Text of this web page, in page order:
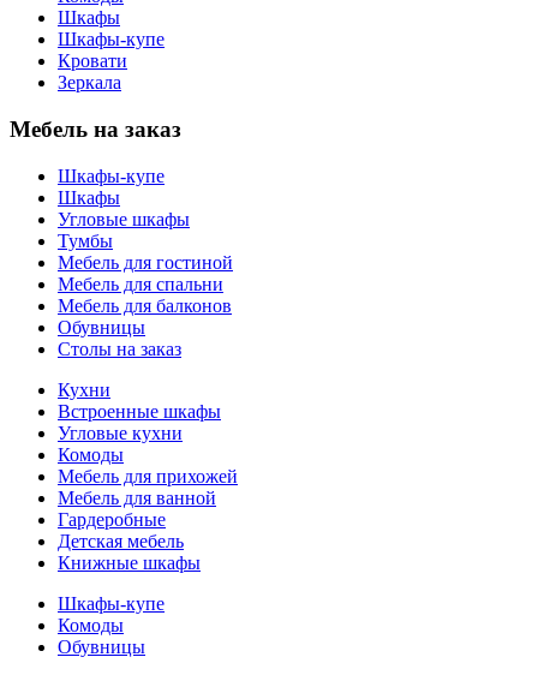
Шкафы
Шкафы-купе
Кровати
Зеркала
Мебель на заказ
Шкафы-купе
Шкафы
Угловые шкафы
Тумбы
Мебель для гостиной
Мебель для спальни
Мебель для балконов
Обувницы
Столы на заказ
Кухни
Встроенные шкафы
Угловые кухни
Комоды
Мебель для прихожей
Мебель для ванной
Гардеробные
Детская мебель
Книжные шкафы
Шкафы-купе
Комоды
Обувницы